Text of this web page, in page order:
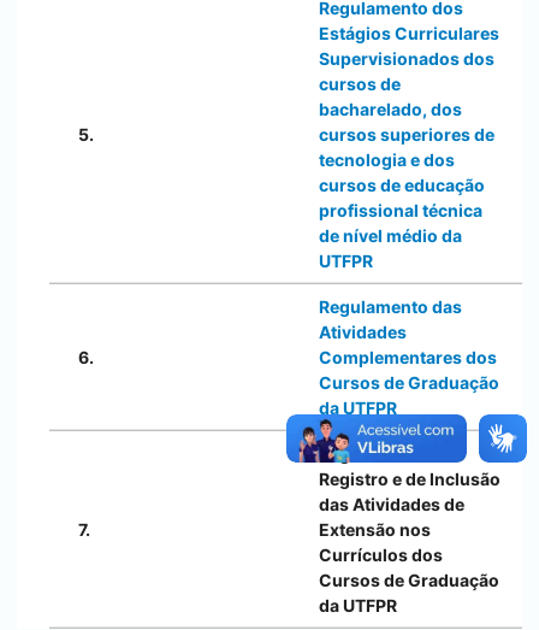
5.
Regulamento dos
Estágios Curriculares
Supervisionados dos
cursos de
bacharelado, dos
cursos superiores de
tecnologia e dos
cursos de educação
profissional técnica
de nível médio da
UTFPR
6.
Regulamento das
Atividades
Complementares dos
Cursos de Graduação
da UTFPR
7.
Regulamento de
Registro e de Inclusão
das Atividades de
Extensão nos
Currículos dos
Cursos de Graduação
da UTFPR